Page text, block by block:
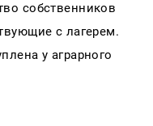
собственников
с лагерем.
у аграрного